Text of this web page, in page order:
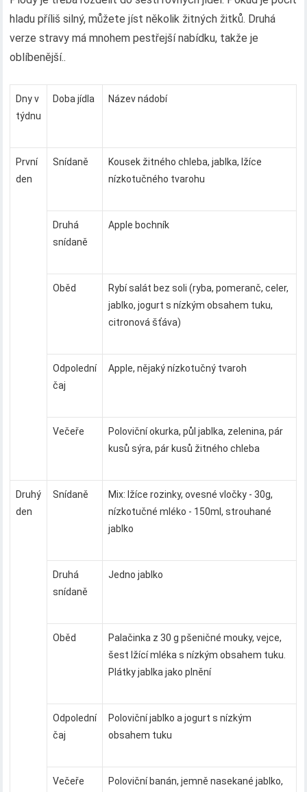
hladu příliš silný, můžete jíst několik žitných žitků. Druhá
verze stravy má mnohem pestřejší nabídku, takže je
oblíbenější..
Dny v
týdnu
Doba jídla Název nádobí
První
den
Snídaně
Kousek žitného chleba, jablka, lžíce
nízkotučného tvarohu
Druhá
snídaně
Apple bochník
Oběd
Rybí salát bez soli (ryba, pomeranč, celer,
jablko, jogurt s nízkým obsahem tuku,
citronová šťáva)
Odpolední
čaj
Apple, nějaký nízkotučný tvaroh
Večeře
Poloviční okurka, půl jablka, zelenina, pár
kusů sýra, pár kusů žitného chleba
Druhý
den
Snídaně
Mix: lžíce rozinky, ovesné vločky - 30g,
nízkotučné mléko - 150ml, strouhané
jablko
Druhá
snídaně
Jedno jablko
Oběd
Palačinka z 30 g pšeničné mouky, vejce,
šest lžící mléka s nízkým obsahem tuku.
Plátky jablka jako plnění
Odpolední
čaj
Poloviční jablko a jogurt s nízkým
obsahem tuku
Večeře
Poloviční banán, jemně nasekané jablko,